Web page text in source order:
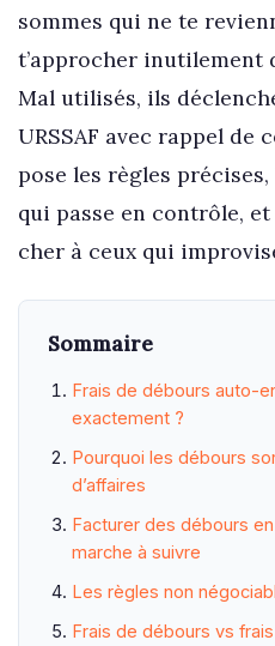
sommes qui ne te
t’approcher inutilement
Mal utilisés, ils
URSSAF avec rappel de
pose les règles
qui passe en contrôle,
cher à ceux qui
Sommaire
Frais de débours auto-
exactement ?
Pourquoi les débours
d’affaires
Facturer des débours
marche à suivre
Les règles non
Frais de débours vs